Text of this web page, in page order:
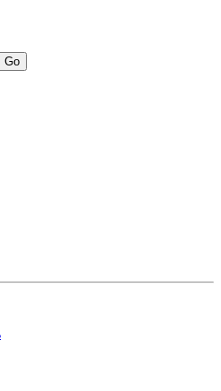
โพสต์ขายบ้าน รับจ้างโพสต์อสัง
ผล อันดับ1 การโพสต์ขายอสังหา
นโด ติดGoogleหน้าแรกได้จริงๆ
งหาโพสต์ เชื่อถือได้จริง รับ
กและดีที่สุด ไม่มีค่านายหน้า
ในการขายได้มากกว่า ที่เดียว ที่